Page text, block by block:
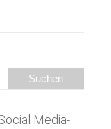
Media-